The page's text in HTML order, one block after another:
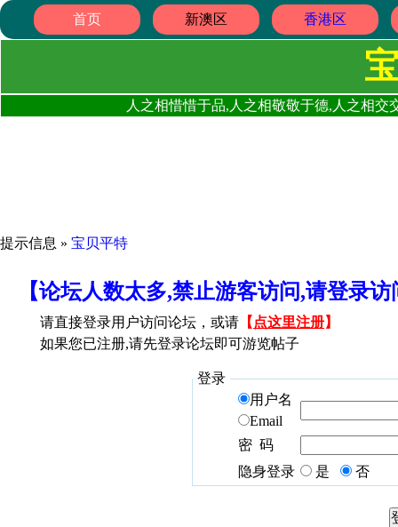
首页 新澳区 香港区
人之相惜惜于品,人之相敬敬于德,人之相
提示信息 » 宝贝平特
【论坛人数太多,禁止游客访问,请登录
请直接登录用户访问论坛，或请 【 点这里注册】
如果您已注册,请先登录论坛即可游览帖子
登录
用户名
Email
密 码
隐身登录
是 否